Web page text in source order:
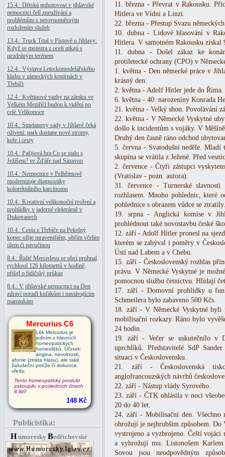
15.4.: Dětská pohotovost v jihlavské
nemocnici čelí zneužívání a
problémům s nerovnoměrným
rozložením služeb
13.4.: Truck Trial v Pístově u Jihlavy:
Když se monstra z oceli utkají s
nezdolným terénem
12.4.: Výstava Leteckomodelářského
klubu v zámeckých konírnách v
Třebíči
12.4.: Květinové vazby na zámku ve
Velkém Meziříčí budou k vidění po
celé Velikonoce
10.4.: Smetanovy sady v Jihlavě čeká
oživení: park dostane nové stromy,
keře i cesty
10.4.: Pašijová hra Co se stalo s
Ježíšem? ve Žďáře nad Sázavou
10.4.: Nemocnice v Pelhřimově
modernizuje diagnostiky
kolorektálního karcinomu
10.4.: Kreativní velikonoční tvoření a
prohlídky v jaderné elektrárně v
Dukovanech
10.4.: Cesta z Třebíče na Pekelný
kopec ožije mraveništěm, obřím včelím
úlem či pavučinou
8.4.: Řidič Mercedesu se obcí prohnal
rychlostí 126 kilometrů v hodině,
přišel o řidičský průkaz
8.4.: V jihlavské nemocnici na Den
zdraví poradí kuřákům i nastávajícím
maminkám
Mercurius C6
Lék Mercurius je
jedním z hlavních
homeopatických
homeoléků. Účinek:
angina, nevolnosti,
afonie (ztráta hlasu), ale také
žaludeční potíže či dokonce
vředy.
Tento homeopatický produkt
zakoupilo v posledních dnech
8 lidí!
148 Kč
Publicistika:
H umoresky Bedřichovské
11. března - Převrat v Rakousku.
Hitlera ve Vídni a Linzi.
22. března - Přestup Svazu
10. dubna - Lidové hlasování v
Hitlera. V samotném Rakousku získal
11. dubna - Došel zákaz ke
protiletecké ochrany (CPO) v
1. května - Den německé práce v
krásný den.
2. května - Adolf Hitler jede do Říma.
6. května - 40. narozeniny Konrada
21. května - Velký shon. Povolávání
22. května - V Německé Vyskytné
došlo k incidentům s vojáky. V
Druhý den časně ráno odchod
5. června - Svatodušní neděle.
skupina se vrátila z Ježené. Před
2. července - Čtyři zástupci
(Vratislav - pozn. autora).
31. července - Turnerské
rozhlasem. Mnoho pohlednic, které
pohlednice s obrazem vůdce se ztratily.
19. srpna - Anglická komise v
prohlédnout také novostavbu české
12. září - Adolf Hitler pronesl na
kterém se zabýval i poměry v
Ústí nad Labem a v Chebu.
15. září - Československý rozhlas
právu. V Německé Vyskytné je
pomocnou službu četnictvu. Hlídají
17. září - Domovní prohlídky u
Schmeilera bylo zabaveno 500 Kčs.
18. září - V Německé Vyskytné
mobilisační rozkazy. Ráno bylo
24 hodin.
19. září - Večer se uskutečnilo v
uprchlíků. Představitelé SdP
situaci v Československu.
21. září - Československá
anglofrancouzských návrhů
22. září - Nástup vlády Syrového.
23. září - ČTK ohlásila v noci
20 do 40 let.
24. září - Mobilisační den. Všechno
ohrožují je nejhrubším způsobem.
vystrojeno a vyzbrojeno. Čeští vojáci
a vyhrožují mu. Listonošem
Sovou jsou neodpovědným